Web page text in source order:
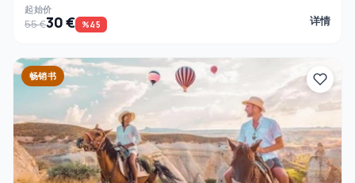
起始价
55 €30 € %45 详情
畅销书